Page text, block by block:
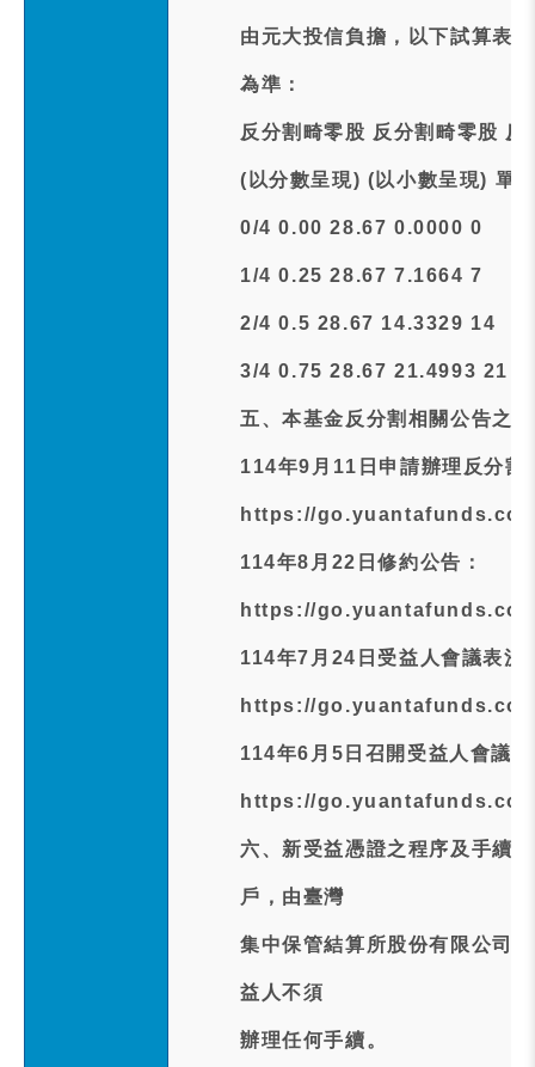
由元大投信負擔，以下試算表
為準：
反分割畸零股 反分割畸零股
(以分數呈現) (以小數呈現) 單
0/4 0.00 28.67 0.0000 0
1/4 0.25 28.67 7.1664 7
2/4 0.5 28.67 14.3329 14
3/4 0.75 28.67 21.4993 21
五、本基金反分割相關公告之
114年9月11日申請辦理反分割
https://
114年8月22日修約公告：
https://
114年7月24日受益人會議表決
https://
114年6月5日召開受益人會議
https://
六、新受益憑證之程序及手續
戶，由臺灣
集中保管結算所股份有限公司
益人不須
辦理任何手續。